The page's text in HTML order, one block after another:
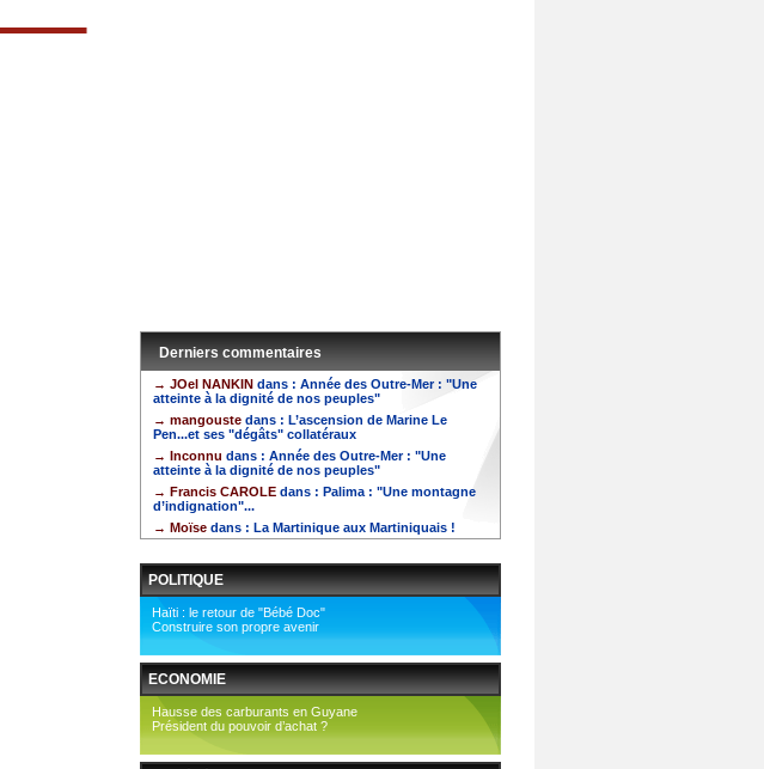
Derniers commentaires
→ JOel NANKIN dans : Année des Outre-Mer : "Une
atteinte à la dignité de nos peuples"
→ mangouste dans : L’ascension de Marine Le
Pen...et ses "dégâts" collatéraux
→ Inconnu dans : Année des Outre-Mer : "Une
atteinte à la dignité de nos peuples"
→ Francis CAROLE dans : Palima : "Une montagne
d’indignation"...
→ Moïse dans : La Martinique aux Martiniquais !
POLITIQUE
Haïti : le retour de "Bébé Doc"
Construire son propre avenir
ECONOMIE
Hausse des carburants en Guyane
Président du pouvoir d’achat ?